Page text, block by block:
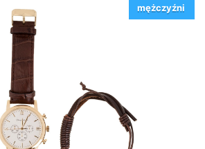
mężczyźni